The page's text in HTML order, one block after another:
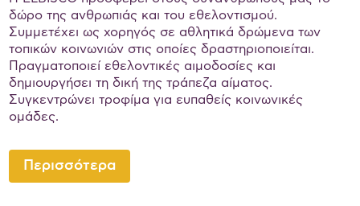
δώρο της ανθρωπιάς και του εθελοντισμού.
Συμμετέχει ως χορηγός σε αθλητικά δρώμενα των
τοπικών κοινωνιών στις οποίες δραστηριοποιείται.
Πραγματοποιεί εθελοντικές αιμοδοσίες και
δημιουργήσει τη δική της τράπεζα αίματος.
Συγκεντρώνει τροφίμα για ευπαθείς κοινωνικές
ομάδες.
Περισσότερα